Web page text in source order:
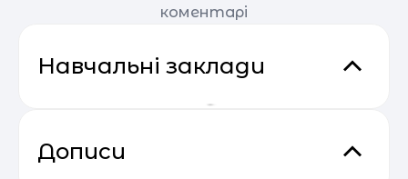
коментарі
Навчальні заклади
Дописи